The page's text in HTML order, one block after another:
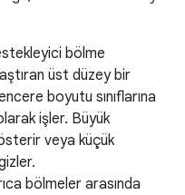
bölme
üst düzey bir
boyutu sınıflarına
işler. Büyük
veya küçük
bölmeler arasında